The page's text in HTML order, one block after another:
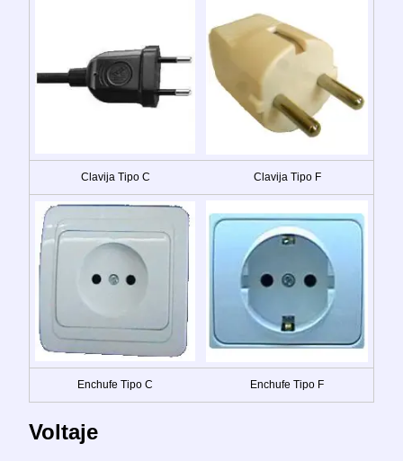
Clavija Tipo C Clavija Tipo F
Enchufe Tipo C Enchufe Tipo F
Voltaje